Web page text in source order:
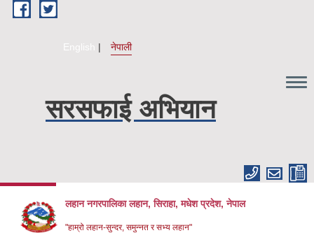
Skip to main content
English नेपाली
सरसफाई अभियान
लहान नगरपालिका लहान, सिराहा, मधेश प्रदेश, नेपाल
"हाम्रो लहान-सुन्दर, समुन्नत र सभ्य लहान"